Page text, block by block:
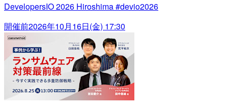
DevelopersIO 2026 Hiroshima #devio2026
開催前2026年10月16日(金) 17:30